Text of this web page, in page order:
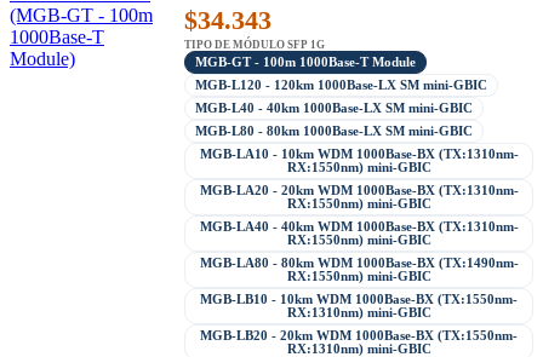
$34.343
TIPO DE MÓDULO SFP 1G
MGB-GT - 100m 1000Base-T Module
MGB-L120 - 120km 1000Base-LX SM mini-GBIC
MGB-L40 - 40km 1000Base-LX SM mini-GBIC
MGB-L80 - 80km 1000Base-LX SM mini-GBIC
MGB-LA10 - 10km WDM 1000Base-BX (TX:1310nm-
RX:1550nm) mini-GBIC
MGB-LA20 - 20km WDM 1000Base-BX (TX:1310nm-
RX:1550nm) mini-GBIC
MGB-LA40 - 40km WDM 1000Base-BX (TX:1310nm-
RX:1550nm) mini-GBIC
MGB-LA80 - 80km WDM 1000Base-BX (TX:1490nm-
RX:1550nm) mini-GBIC
MGB-LB10 - 10km WDM 1000Base-BX (TX:1550nm-
RX:1310nm) mini-GBIC
MGB-LB20 - 20km WDM 1000Base-BX (TX:1550nm-
RX:1310nm) mini-GBIC